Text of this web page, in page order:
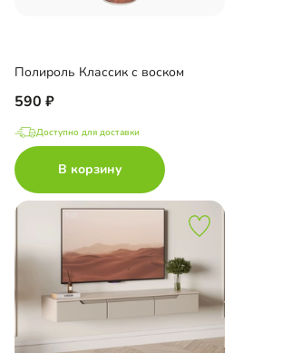
Полироль Классик с воском
590
Доступно для доставки
В корзину